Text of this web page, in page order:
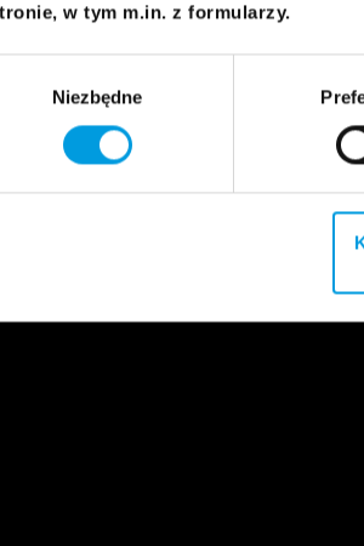
w tym m.in. z formularzy.
Niezbędne